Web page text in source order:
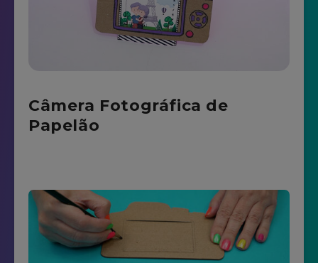
Câmera Fotográfica de
Papelão